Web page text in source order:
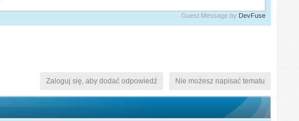
Guest Message by DevFuse
Nie możesz napisać tematu
Zaloguj się, aby dodać odpowiedź